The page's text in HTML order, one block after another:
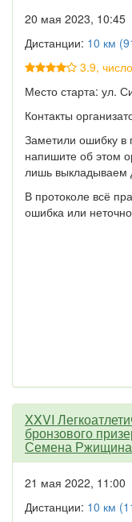
20 мая 2023, 10:45
Дистанции: 10 км
3.9,
Место старта: ул.
Контакты
Заметили ошибку в
напишите об этом
лишь выкладываем
В протоколе всё
ошибка или
XXVI
бронзового
Семена Ржищина
21 мая 2022, 11:00
Дистанции: 10 км